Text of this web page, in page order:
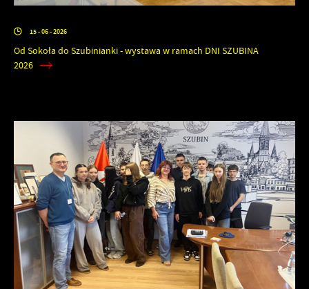
15 - 06 - 2026
Od Sokoła do Szubinianki - wystawa w ramach DNI SZUBINA
2026